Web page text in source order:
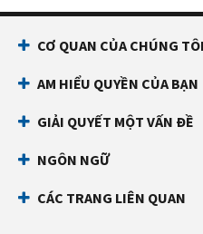
CƠ QUAN CỦA CHÚNG TÔI
AM HIỂU QUYỀN CỦA BẠN
GIẢI QUYẾT MỘT VẤN ĐỀ
NGÔN NGỮ
CÁC TRANG LIÊN QUAN